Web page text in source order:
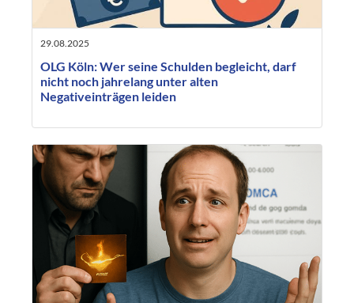
29.08.2025
OLG Köln: Wer seine Schulden begleicht, darf
nicht noch jahrelang unter alten
Negativeinträgen leiden